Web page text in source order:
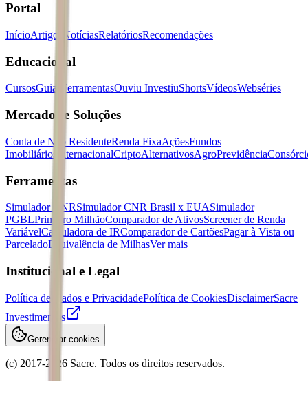
Portal
InícioArtigos NotíciasRelatóriosRecomendações
Educacional
CursosGuias FerramentasOuviu InvestiuShortsVídeosWebséries
Mercados e Soluções
Conta de Não ResidenteRenda FixaAçõesFundos
Imobiliários
InternacionalCriptoAlternativosAgroPrevidência
Ferramentas
Simulador CNRSimulador CNR Brasil x EUASimulador
PGBLPrimeiro MilhãoComparador de AtivosScreener de Renda
VariávelCalculadora de IRComparador de CartõesPagar à Vista ou
ParceladoEquivalência de MilhasVer mais
Institucional e Legal
Política de Dados e PrivacidadePolítica de CookiesDisclaimerSacre
Investimentos
Gerenciar cookies
(c) 2017-2026 Sacre. Todos os direitos reservados.